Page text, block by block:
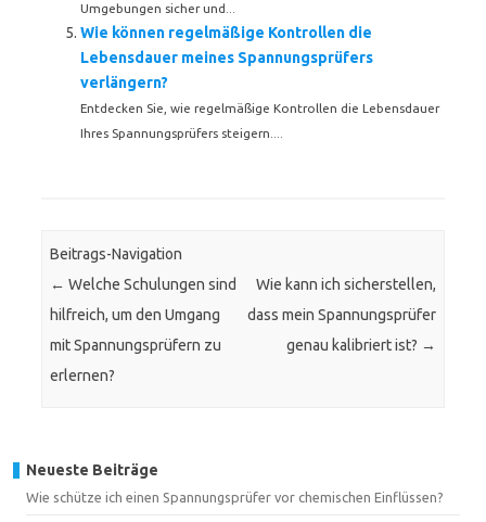
Umgebungen sicher und...
Wie können regelmäßige Kontrollen die
Lebensdauer meines Spannungsprüfers
verlängern?
Entdecken Sie, wie regelmäßige Kontrollen die Lebensdauer
Ihres Spannungsprüfers steigern....
Beitrags-Navigation
← Welche Schulungen sind
hilfreich, um den Umgang
mit Spannungsprüfern zu
erlernen?
Wie kann ich sicherstellen,
dass mein Spannungsprüfer
genau kalibriert ist? →
Neueste Beiträge
Wie schütze ich einen Spannungsprüfer vor chemischen Einflüssen?